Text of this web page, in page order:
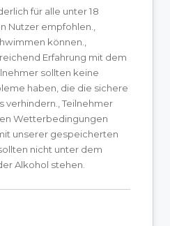
für alle unter 18
Nutzer empfohlen.,
können.,
Erfahrung mit dem
sollten keine
haben, die die sichere
verhindern., Teilnehmer
Wetterbedingungen
unserer gespeicherten
nicht unter dem
Alkohol stehen.